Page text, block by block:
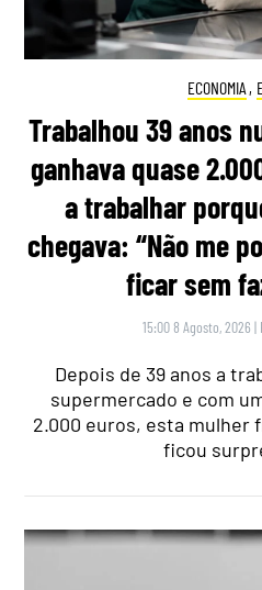
ECONOMIA ,
Trabalhou 39 anos
ganhava quase
a trabalhar
chegava: “Não me
ficar sem
15:00 8 Agosto, 2026 |
Depois de 39 anos a
supermercado e com
2.000 euros, esta mulher
ficou